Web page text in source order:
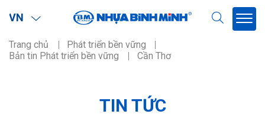
VN
Trang chủ
Phát triển bền vững
Bản tin Phát triển bền vững
Cần Thơ
TIN TỨC